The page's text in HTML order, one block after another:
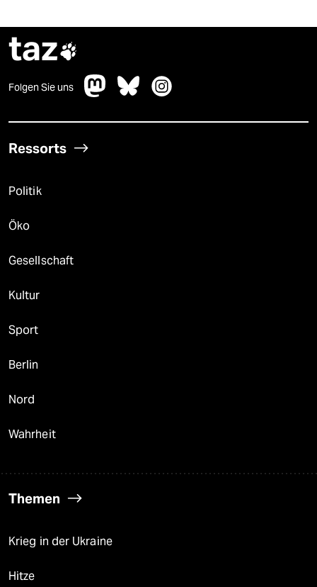
taz
Folgen Sie uns
Ressorts
Politik
Öko
Gesellschaft
Kultur
Sport
Berlin
Nord
Wahrheit
Themen
Krieg in der Ukraine
Hitze